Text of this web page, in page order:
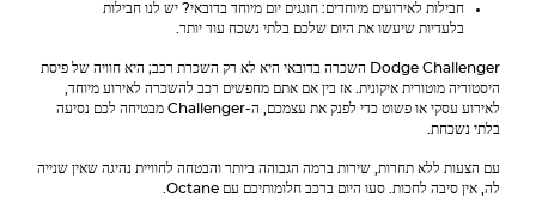
חבילות לאירועים מיוחדים: חוגגים יום מיוחד בדובאי? יש לנו חבילות
בלעדיות שיעשו את היום שלכם בלתי נשכח עוד יותר.
Dodge Challenger השכרה בדובאי היא לא רק השכרת רכב; היא חוויה של פיסת
היסטוריה מוטורית איקונית. אז בין אם אתם מחפשים רכב להשכרה לאירוע מיוחד,
לאירוע עסקי או פשוט כדי לפנק את עצמכם, ה-Challenger מבטיחה לכם נסיעה
בלתי נשכחת.
עם הצעות ללא תחרות, שירות ברמה הגבוהה ביותר והבטחה לחוויית נהיגה שאין שנייה
לה, אין סיבה לחכות. סעו היום ברכב חלומותיכם עם Octane.